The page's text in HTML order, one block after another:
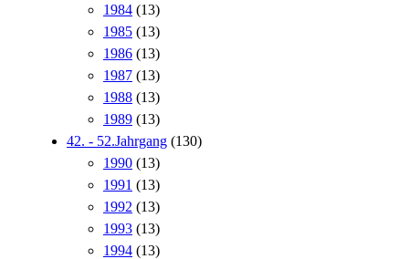
1984 (13)
1985 (13)
1986 (13)
1987 (13)
1988 (13)
1989 (13)
42. - 52.Jahrgang (130)
1990 (13)
1991 (13)
1992 (13)
1993 (13)
1994 (13)